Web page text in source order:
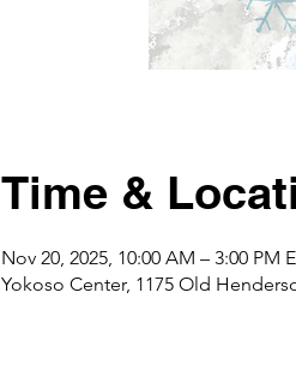
Time &
Nov 20, 2025, 10:00 AM – 3:00 PM
Yokoso Center, 1175 Old